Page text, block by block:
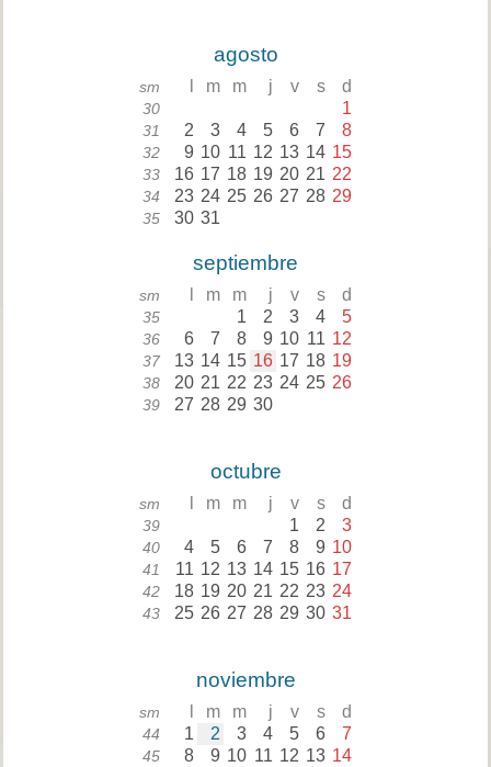
agosto
sm m m j v s d
30 1
31 2 3 4 5 6 7 8
32 9 10 11 12 13 14 15
33 16 17 18 19 20 21 22
34 23 24 25 26 27 28 29
35 30 31
septiembre
sm m m j v s d
35 1 2 3 4 5
36 6 7 8 9 10 11 12
37 13 14 15 16 17 18 19
38 20 21 22 23 24 25 26
39 27 28 29 30
octubre
sm m m j v s d
39 1 2 3
40 4 5 6 7 8 9 10
41 11 12 13 14 15 16 17
42 18 19 20 21 22 23 24
43 25 26 27 28 29 30 31
noviembre
sm m m j v s d
44 1 2 3 4 5 6 7
45 8 9 10 11 12 13 14